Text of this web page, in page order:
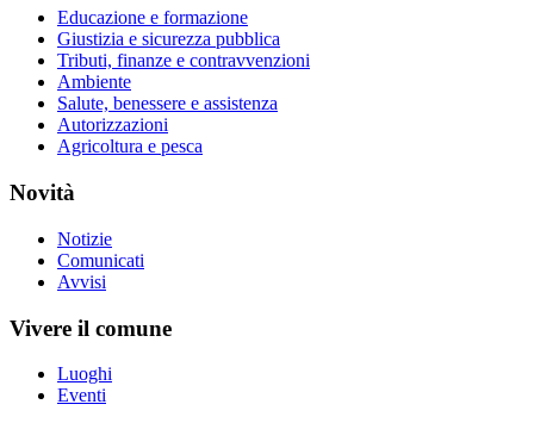
Educazione e formazione
Giustizia e sicurezza pubblica
Tributi, finanze e contravvenzioni
Ambiente
Salute, benessere e assistenza
Autorizzazioni
Agricoltura e pesca
Novità
Notizie
Comunicati
Avvisi
Vivere il comune
Luoghi
Eventi